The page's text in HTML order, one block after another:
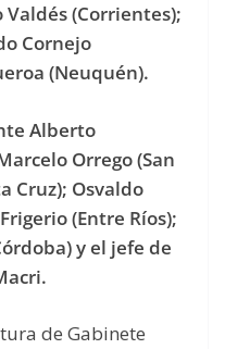
Valdés (Corrientes);
Cornejo
(Neuquén).
Alberto
Orrego (San
Cruz); Osvaldo
(Entre Ríos);
y el jefe de
de Gabinete